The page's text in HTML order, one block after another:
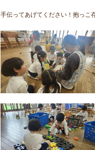
手伝ってあげてください！抱っこ